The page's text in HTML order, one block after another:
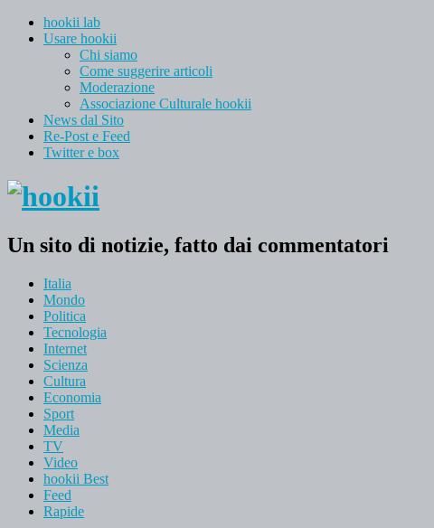
hookii lab
Usare hookii
Chi siamo
Come suggerire articoli
Moderazione
Associazione Culturale hookii
News dal Sito
Re-Post e Feed
Twitter e box
Un sito di notizie, fatto dai commentatori
Italia
Mondo
Politica
Tecnologia
Internet
Scienza
Cultura
Economia
Sport
Media
TV
Video
hookii Best
Feed
Rapide